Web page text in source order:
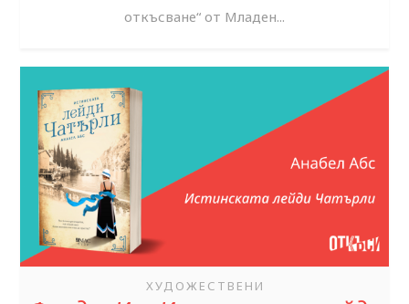
откъсване“ от Младен...
ХУДОЖЕСТВЕНИ